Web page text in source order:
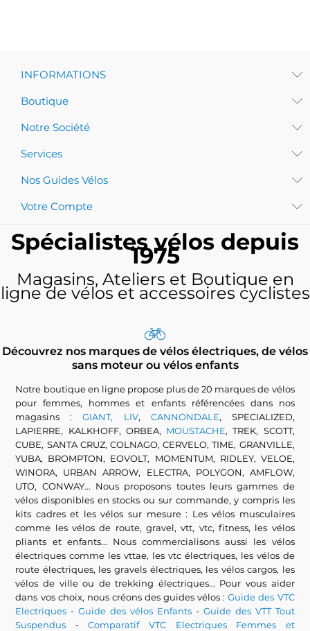
INFORMATIONS
Boutique
Notre Société
Services
Nos Guides Vélos
Votre Compte
Spécialistes vélos depuis
1975
Magasins, Ateliers et Boutique en
ligne de vélos et accessoires cyclistes
Découvrez nos marques de vélos électriques, de vélos
sans moteur ou vélos enfants
Notre boutique en ligne propose plus de 20 marques de vélos
pour femmes, hommes et enfants référencées dans nos
magasins :GIANT, LIV, CANNONDALE, SPECIALIZED,
LAPIERRE, KALKHOFF, ORBEA, MOUSTACHE, TREK, SCOTT,
CUBE, SANTA CRUZ, COLNAGO, CERVELO, TIME, GRANVILLE,
YUBA, BROMPTON, EOVOLT, MOMENTUM, RIDLEY, VELOE,
WINORA, URBAN ARROW, ELECTRA, POLYGON, AMFLOW,
UTO, CONWAY... Nous proposons toutes leurs gammes de
vélos disponibles en stocks ou sur commande, y compris les
kits cadres et les vélos sur mesure : Les vélos musculaires
comme les vélos de route, gravel, vtt, vtc, fitness, les vélos
pliants et enfants... Nous commercialisons aussi les vélos
électriques comme les vttae, les vtc électriques, les vélos de
route électriques, les gravels électriques, les vélos cargos, les
vélos de ville ou de trekking électriques... Pour vous aider
dans vos choix, nous créons des guides vélos :Guide des VTC
Electriques -Guide des vélos Enfants - Guide des VTT Tout
Suspendus -Comparatif VTC Electriques Femmes et